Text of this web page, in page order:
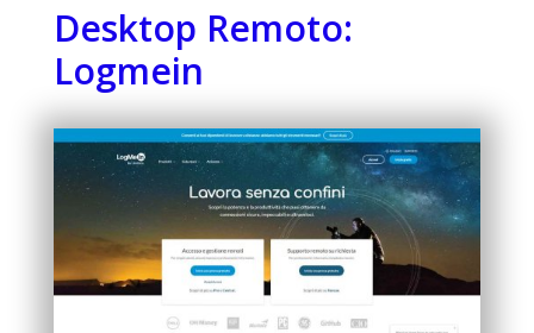
Desktop Remoto:
Logmein